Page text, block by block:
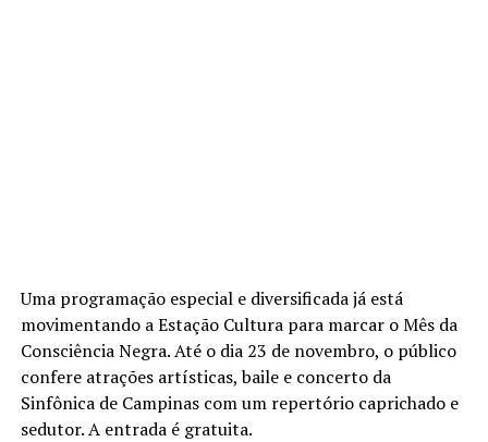
Uma programação especial e diversificada já está
movimentando a Estação Cultura para marcar o Mês da
Consciência Negra. Até o dia 23 de novembro, o público
confere atrações artísticas, baile e concerto da
Sinfônica de Campinas com um repertório caprichado e
sedutor. A entrada é gratuita.